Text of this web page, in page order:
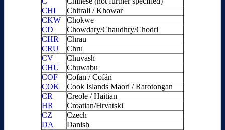
CHI
Chitrali / Khowar
CKW
Chokwe
CD
Chowdary/Chaudhry/Chodri
CHR
Chrau
CRU
Chru
CV
Chuvash
CHU
Chuwabu
COF
Cofan / Cofán
COK
Cook Islands Maori / Rarotongan
CR
Creole / Haitian
HR
Croatian/Hrvatski
CZ
Czech
DA
Danish